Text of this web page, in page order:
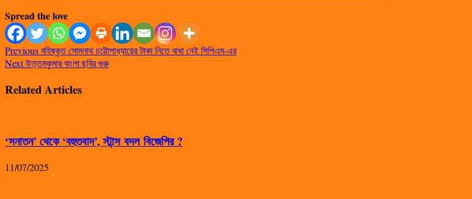
Spread the love
Previousবহিষ্কৃত সোমনাথ চট্টোপাধ্যায়ের টাকা নিতে বাধা নেই সিপিএম-এর
Nextউত্তমকুমার বাংলা ছবির গুরু
Related Articles
‘সনাতন’ থেকে ‘বহুতবাদ’, স্টান্স বদল বিজেপির ?
11/07/2025